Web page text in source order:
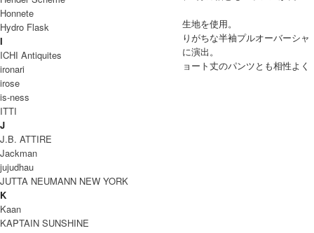
く、合わせるボトムスを選びません。
素材には先染めの糸で仕上げたシアサッカー生地を使用。
独特な表情と深みのある色合いが、可愛くなりがちな半袖プルオーバーシャ
ツをシックな大人のリゾート感のあるシャツに演出。
サラリとした着心地で、夏場でも涼しく、ショート丈のパンツとも相性よく
合わせて頂けます。
KLASICA(クラシカ) SH-022
COODINATE
Honnete
Hydro Flask
I
ICHI Antiquites
ironari
irose
is-ness
ITTI
J
J.B. ATTIRE
Jackman
jujudhau
JUTTA NEUMANN NEW YORK
K
Kaan
KAPTAIN SUNSHINE